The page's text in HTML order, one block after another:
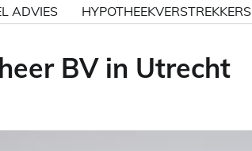
ADVIES HYPOTHEEKVERSTREKKERS
BV in Utrecht